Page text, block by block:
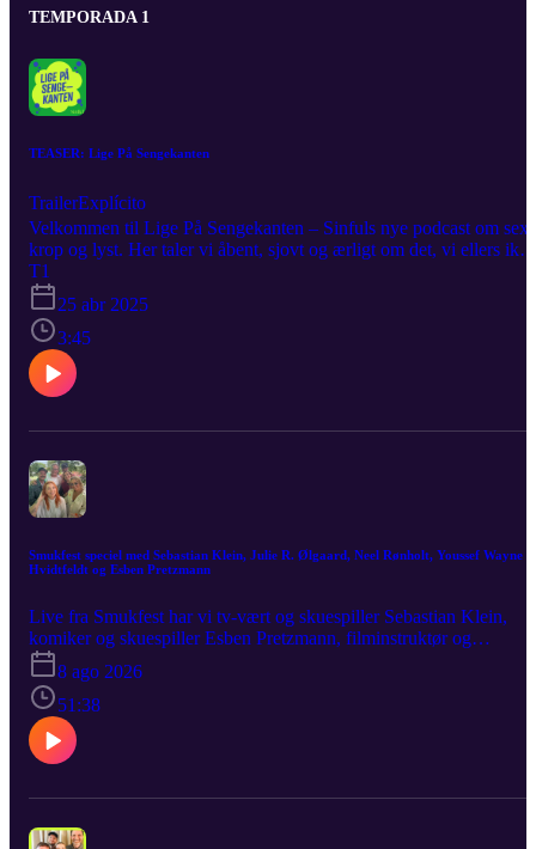
TEMPORADA 1
TEASER: Lige På Sengekanten
TrailerExplícito
Velkommen til Lige På Sengekanten – Sinfuls nye podcast om sex,
krop og lyst. Her taler vi åbent, sjovt og ærligt om det, vi ellers ikke
altid får sagt højt. Jeg hedder Kathrine Abrahamsen, og i løbet af
første sæson inviterer jeg kloge, sjove og modige gæster med under
dynen til personlige snakke, vilde dilemmaer og et par
du sent vil glemme. Det bliver legende. Det bliver ærligt. Og det
bliver lidt frækt. Du lytter til Lige På Sengekanten – og her får du
smagsprøve på, hvad der venter i første sæson.
T1
25 abr 2025
3:45
Smukfest speciel med Sebastian Klein, Julie R. Ølgaard, Neel Rønholt, Youssef Wayne
Hvidtfeldt og Esben Pretzmann
Live fra Smukfest har vi tv-vært og skuespiller Sebastian Klein,
komiker og skuespiller Esben Pretzmann, filminstruktør og
skuespiller Julie Ølgaard, skuespiller Neel Rønholt og skuespiller
Youssef Wayne Hvidtfeldt. Sammen deler de ud af historier, der får
det til at kilde i maven og kinderne til at rødme. Der er garanti for
saftige anekdoter, sjove røverhistorier, pinlige oplevelser og frække
hemmeligheder. 🌳
8 ago 2026
51:38